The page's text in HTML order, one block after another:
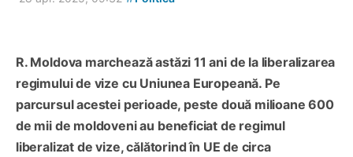
R. Moldova marchează astăzi 11 ani de la liberalizarea
regimului de vize cu Uniunea Europeană. Pe
parcursul acestei perioade, peste două milioane 600
de mii de moldoveni au beneficiat de regimul
liberalizat de vize, călătorind în UE de circa